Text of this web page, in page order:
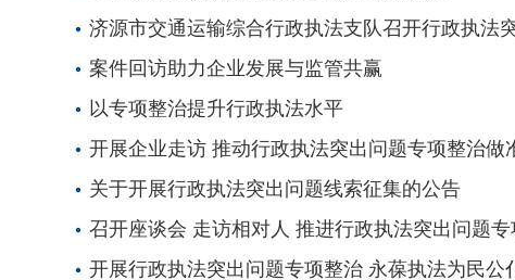
济源市交通运输综合行政执法支队召开行政执法
案件回访助力企业发展与监管共赢
以专项整治提升行政执法水平
开展企业走访 推动行政执法突出问题专项整治做
关于开展行政执法突出问题线索征集的公告
召开座谈会 走访相对人 推进行政执法突出问题
开展行政执法突出问题专项整治 永葆执法为民公